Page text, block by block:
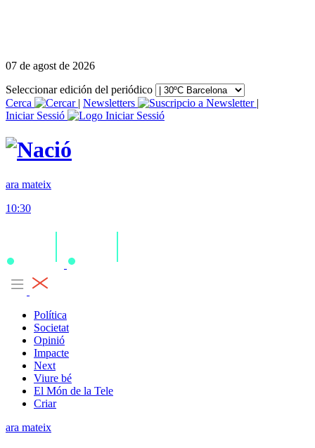
07 de agost de 2026
Seleccionar edición del periódico
Cerca
| Newsletters
|
Iniciar Sessió
ara mateix
10:30
Política
Societat
Opinió
Impacte
Next
Viure bé
El Món de la Tele
Criar
ara mateix